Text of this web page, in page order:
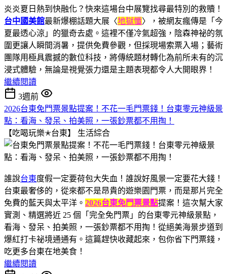
炎炎夏日熱到快融化？快來這場台中展覽找尋最特別的救贖！
台中國美館最新爆棚話題大展〈地獄懺〉，被網友瘋傳是「今
夏最透心涼」的獵奇去處。這裡不僅冷氣超強，陰森神祕的氛
圍更讓人瞬間消暑，提供免費參觀，但採現場索票入場；藝術
團隊用極具震撼的數位科技，將傳統題材轉化為前所未有的沉
浸式體驗，無論是視覺張力還是主題表現都令人大開眼界！
繼續閱讀
3週前
2026台東免門票景點提案！不花一毛門票錢！台東零元神級景
點：看海、發呆、拍美照，一張鈔票都不用掏！
【吃喝玩樂✭台東】 生活綜合
誰說台東度假一定要荷包大失血！誰說好風景一定要花大錢！
台東最奢侈的，從來都不是昂貴的遊樂園門票，而是那片完全
免費的藍天與太平洋。 2026台東免門票景點提案！這次幫大家
實測、精選將近 25 個「完全免門票」的台東零元神級景點，
看海、發呆、拍美照，一張鈔票都不用掏！從絕美海景步道到
爆紅打卡祕境通通有。這篇趕快收藏起來，包你省下門票錢，
吃更多台東在地美食！
繼續閱讀